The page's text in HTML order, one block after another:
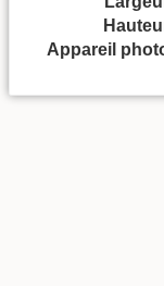
Appareil